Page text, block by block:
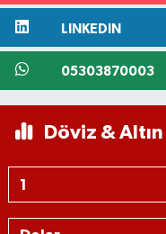
LINKEDIN
05303870003
Döviz & Altın